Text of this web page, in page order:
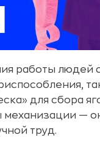
работы людей
для сбора
механизации —
труд.